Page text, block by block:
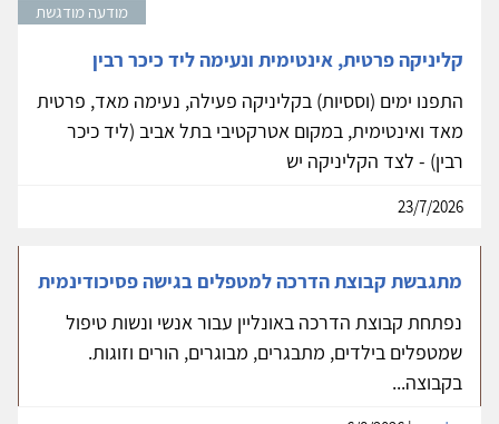
מודעה מודגשת
קליניקה פרטית, אינטימית ונעימה ליד כיכר רבין
התפנו ימים (וססיות) בקליניקה פעילה, נעימה מאד, פרטית
מאד ואינטימית, במקום אטרקטיבי בתל אביב (ליד כיכר
רבין) - לצד הקליניקה יש
23/7/2026
מתגבשת קבוצת הדרכה למטפלים בגישה פסיכודינמית
נפתחת קבוצת הדרכה באונליין עבור אנשי ונשות טיפול
שמטפלים בילדים, מתבגרים, מבוגרים, הורים וזוגות.
בקבוצה...